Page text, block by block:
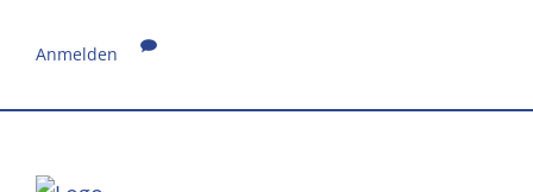
Anmelden